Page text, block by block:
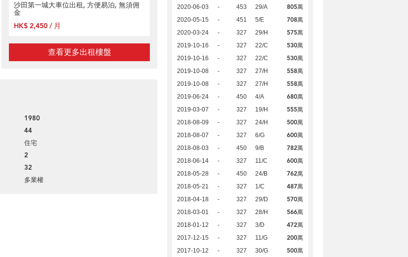
沙田第一城大車位出租, 方便易泊, 無須佣
金
HK$ 2,450 / 月
查看更多出租樓盤
1980
44
住宅
2
32
多業權
2020-06-03 - 453 29/A 805萬
2020-05-15 - 451 5/E 708萬
2020-03-24 - 327 29/H 575萬
2019-10-16 - 327 22/C 530萬
2019-10-16 - 327 22/C 530萬
2019-10-08 - 327 27/H 558萬
2019-10-08 - 327 27/H 558萬
2019-06-24 - 450 4/A 680萬
2019-03-07 - 327 19/H 555萬
2018-08-09 - 327 24/H 500萬
2018-08-07 - 327 6/G 600萬
2018-08-03 - 450 9/B 782萬
2018-06-14 - 327 11/C 600萬
2018-05-28 - 450 24/B 762萬
2018-05-21 - 327 1/C 487萬
2018-04-18 - 327 29/D 570萬
2018-03-01 - 327 28/H 566萬
2018-01-12 - 327 3/D 472萬
2017-12-15 - 327 11/G 200萬
2017-10-12 - 327 30/G 500萬